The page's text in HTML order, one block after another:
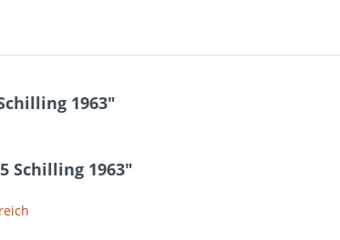
1963"
Schilling 1963"